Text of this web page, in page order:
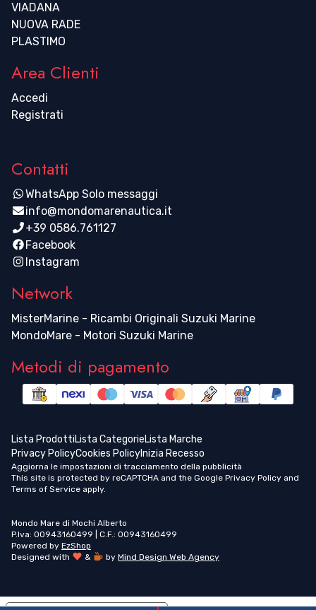
VIADANA
NUOVA RADE
PLASTIMO
Area Clienti
Accedi
Registrati
Contatti
WhatsApp Solo messaggi
info@mondomarenautica.it
+39 0586.761127
Facebook
Instagram
Network
MisterMarine - Ricambi Originali Suzuki Marine
MondoMare - Motori Suzuki Marine
Metodi di pagamento
Lista ProdottiLista CategorieLista Marche
Privacy PolicyCookies PolicyInizia Recesso
Aggiorna le impostazioni di tracciamento della pubblicità
This site is protected by reCAPTCHA and the Google Privacy Policy and
Terms of Service apply.
Mondo Mare di Mochi Alberto
P.Iva: 00943160499 | C.F.: 00943160499
Powered by EzShop
Designed with
& by Mind Design Web Agency